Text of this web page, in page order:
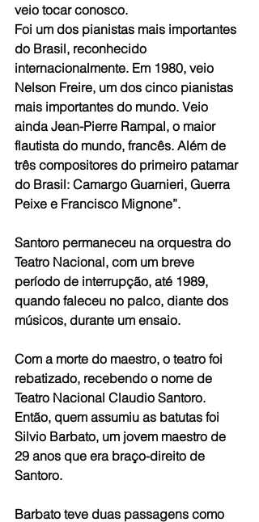
veio tocar conosco.
Foi um dos pianistas mais importantes
do Brasil, reconhecido
internacionalmente. Em 1980, veio
Nelson Freire, um dos cinco pianistas
mais importantes do mundo. Veio
ainda Jean-Pierre Rampal, o maior
flautista do mundo, francês. Além de
três compositores do primeiro patamar
do Brasil: Camargo Guarnieri, Guerra
Peixe e Francisco Mignone”.
Santoro permaneceu na orquestra do
Teatro Nacional, com um breve
período de interrupção, até 1989,
quando faleceu no palco, diante dos
músicos, durante um ensaio.
Com a morte do maestro, o teatro foi
rebatizado, recebendo o nome de
Teatro Nacional Claudio Santoro.
Então, quem assumiu as batutas foi
Silvio Barbato, um jovem maestro de
29 anos que era braço-direito de
Santoro.
Barbato teve duas passagens como